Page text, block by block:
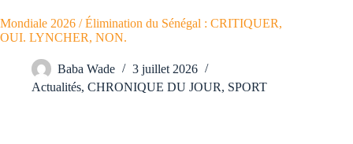
Mondiale 2026 / Élimination du Sénégal : CRITIQUER,
OUI. LYNCHER, NON.
Baba Wade
3 juillet 2026
Actualités, CHRONIQUE DU JOUR, SPORT